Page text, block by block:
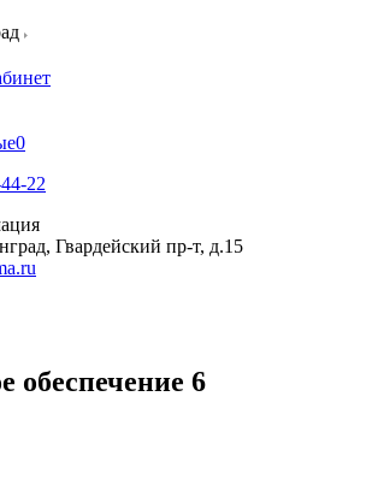
0
22
Гвардейский пр-т, д.15
обеспечение 6